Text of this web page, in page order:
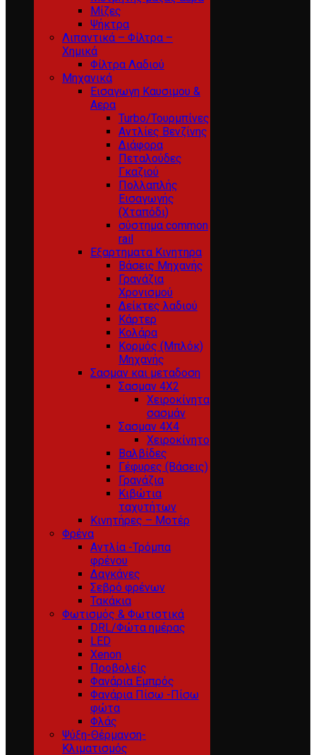
Μίζες
Ψήκτρα
Λιπαντικά – Φίλτρα –
Χημικά
Φίλτρα Λαδιού
Μηχανικά
Εισαγωγη Καυσιμου &
Αερα
Turbo/Τουρμπίνες
Αντλίες Βενζίνης
Διάφορα
Πεταλούδες
Γκαζιού
Πολλαπλής
Εισαγωγής
(Χταπόδι)
σύστημα common
rail
Εξαρτηματα Κινητηρα
Βάσεις Μηχανής
Γρανάζια
Χρονισμού
Δείκτες λαδιού
Κάρτερ
Κολάρα
Κορμός (Μπλόκ)
Μηχανής
Σασμαν και μεταδοση
Σασμαν 4Χ2
Χειροκίνητα
σασμάν
Σασμαν 4Χ4
Χειροκίνητο
Βαλβίδες
Γέφυρες (Βάσεις)
Γρανάζια
Κιβώτια
ταχυτήτων
Κινητήρες – Μοτέρ
Φρένα
Αντλία -Τρόμπα
φρένου
Δαγκάνες
Σεβρό φρένων
Τακάκια
Φωτισμός & Φωτιστικά
DRL/Φώτα ημέρας
LED
Xenon
Προβολείς
Φανάρια Εμπρός
Φανάρια Πίσω -Πίσω
φώτα
Φλάς
Ψύξη-Θέρμανση-
Κλιματισμός